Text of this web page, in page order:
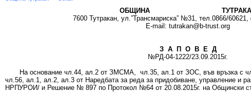
ОБЩИНА
7600 Тутракан, ул.”Трансмариска” №31, тел.0866/
E-mail: tutrakan@b-trust.org
З А П О В Е Д
№РД-04-1222/23.09.2015г.
На основание чл.44, ал.2 от ЗМСМА, чл.35, ал.1 от ЗОС, във връзка с
чл.56, ал.1, ал.2, ал.3 от Наредбата за реда за придобиване, управление и
НРПУРОИ/ и Решение № 897 по Протокол №64 от 20.08.2015г. на Общински